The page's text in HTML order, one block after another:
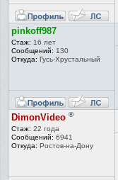
pinkoff987
Стаж: 16 лет
Сообщений: 130
Откуда: Гусь-Хрустальный
DimonVideo ®
Стаж: 22 года
Сообщений: 6941
Откуда: Ростов-на-Дону